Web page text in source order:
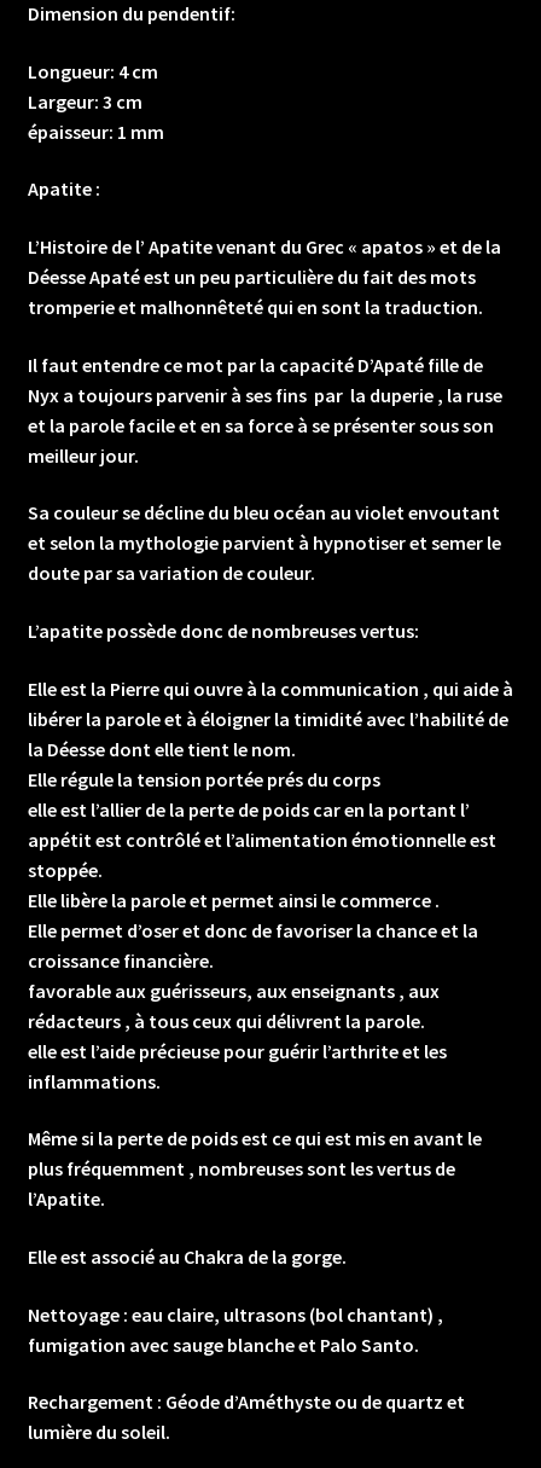
Dimension du pendentif:
Longueur: 4 cm
Largeur: 3 cm
épaisseur: 1 mm
Apatite :
L’Histoire de l’ Apatite venant du Grec « apatos » et de la
Déesse Apaté est un peu particulière du fait des mots
tromperie et malhonnêteté qui en sont la traduction.
Il faut entendre ce mot par la capacité D’Apaté fille de
Nyx a toujours parvenir à ses fins par la duperie , la ruse
et la parole facile et en sa force à se présenter sous son
meilleur jour.
Sa couleur se décline du bleu océan au violet envoutant
et selon la mythologie parvient à hypnotiser et semer le
doute par sa variation de couleur.
L’apatite possède donc de nombreuses vertus:
Elle est la Pierre qui ouvre à la communication , qui aide à
libérer la parole et à éloigner la timidité avec l’habilité de
la Déesse dont elle tient le nom.
Elle régule la tension portée prés du corps
elle est l’allier de la perte de poids car en la portant l’
appétit est contrôlé et l’alimentation émotionnelle est
stoppée.
Elle libère la parole et permet ainsi le commerce .
Elle permet d’oser et donc de favoriser la chance et la
croissance financière.
favorable aux guérisseurs, aux enseignants , aux
rédacteurs , à tous ceux qui délivrent la parole.
elle est l’aide précieuse pour guérir l’arthrite et les
inflammations.
Même si la perte de poids est ce qui est mis en avant le
plus fréquemment , nombreuses sont les vertus de
l’Apatite.
Elle est associé au Chakra de la gorge.
Nettoyage : eau claire, ultrasons (bol chantant) ,
fumigation avec sauge blanche et Palo Santo.
Rechargement : Géode d’Améthyste ou de quartz et
lumière du soleil.